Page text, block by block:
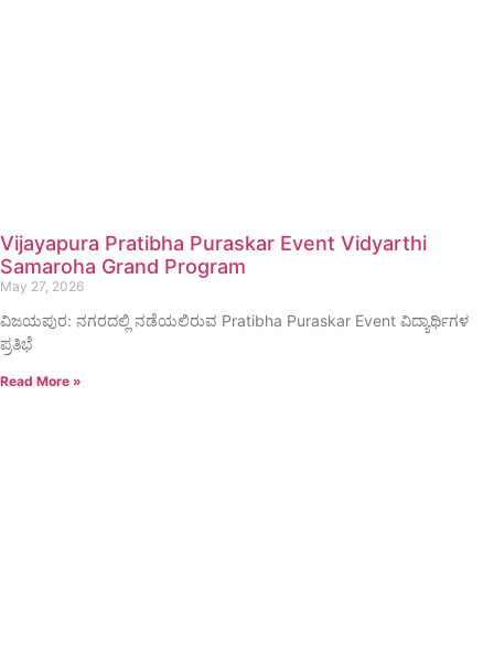
Vijayapura Pratibha Puraskar Event Vidyarthi
Samaroha Grand Program
May 27, 2026
ವಿಜಯಪುರ: ನಗರದಲ್ಲಿ ನಡೆಯಲಿರುವ Pratibha Puraskar Event ವಿದ್ಯಾರ್ಥಿಗಳ
ಪ್ರತಿಭೆ
Read More »